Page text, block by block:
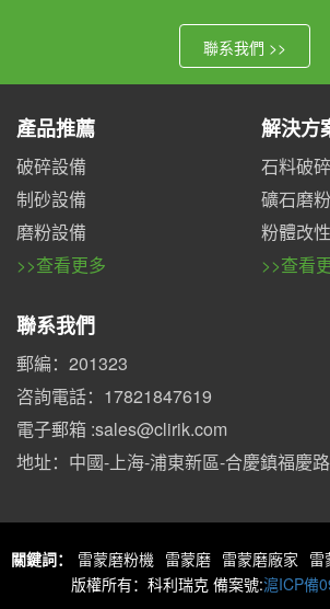
聯系我們 >>
產品推薦
破碎設備
制砂設備
磨粉設備
>>查看更多
解決方
石料破
礦石磨
粉體改
>>查看
聯系我們
郵編：201323
咨詢電話：17821847619
電子郵箱 :sales@clirik.com
地址：中國-上海-浦東新區-合慶鎮福慶
關鍵詞： 雷蒙磨粉機 雷蒙磨 雷蒙磨廠家 雷
版權所有：科利瑞克 備案號:滬ICP備